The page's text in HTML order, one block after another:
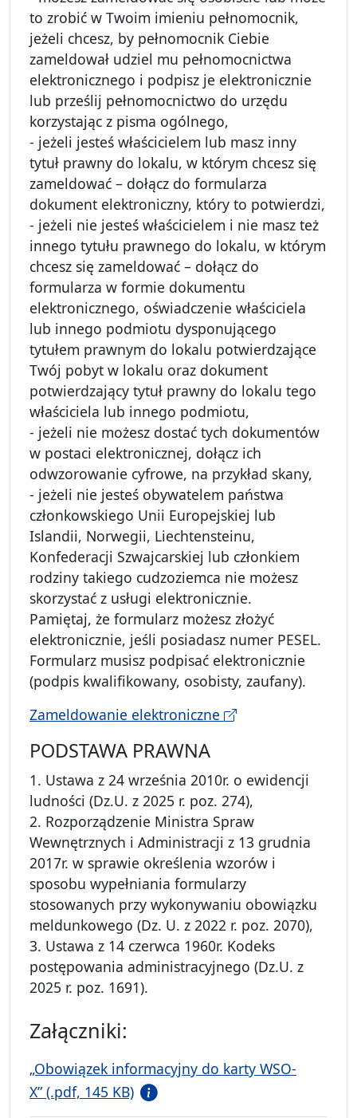
to zrobić w Twoim imieniu pełnomocnik,
jeżeli chcesz, by pełnomocnik Ciebie
zameldował udziel mu pełnomocnictwa
elektronicznego i podpisz je elektronicznie
lub prześlij pełnomocnictwo do urzędu
korzystając z pisma ogólnego,
- jeżeli jesteś właścicielem lub masz inny
tytuł prawny do lokalu, w którym chcesz się
zameldować – dołącz do formularza
dokument elektroniczny, który to potwierdzi,
- jeżeli nie jesteś właścicielem i nie masz też
innego tytułu prawnego do lokalu, w którym
chcesz się zameldować – dołącz do
formularza w formie dokumentu
elektronicznego, oświadczenie właściciela
lub innego podmiotu dysponującego
tytułem prawnym do lokalu potwierdzające
Twój pobyt w lokalu oraz dokument
potwierdzający tytuł prawny do lokalu tego
właściciela lub innego podmiotu,
- jeżeli nie możesz dostać tych dokumentów
w postaci elektronicznej, dołącz ich
odwzorowanie cyfrowe, na przykład skany,
- jeżeli nie jesteś obywatelem państwa
członkowskiego Unii Europejskiej lub
Islandii, Norwegii, Liechtensteinu,
Konfederacji Szwajcarskiej lub członkiem
rodziny takiego cudzoziemca nie możesz
skorzystać z usługi elektronicznie.
Pamiętaj, że formularz możesz złożyć
elektronicznie, jeśli posiadasz numer PESEL.
Formularz musisz podpisać elektronicznie
(podpis kwalifikowany, osobisty, zaufany).
Zameldowanie elektroniczne
PODSTAWA PRAWNA
1. Ustawa z 24 września 2010r. o ewidencji
ludności (Dz.U. z 2025 r. poz. 274),
2. Rozporządzenie Ministra Spraw
Wewnętrznych i Administracji z 13 grudnia
2017r. w sprawie określenia wzorów i
sposobu wypełniania formularzy
stosowanych przy wykonywaniu obowiązku
meldunkowego (Dz. U. z 2022 r. poz. 2070),
3. Ustawa z 14 czerwca 1960r. Kodeks
postępowania administracyjnego (Dz.U. z
2025 r. poz. 1691).
Załączniki:
„Obowiązek informacyjny do karty WSO-
X” (.pdf, 145 KB)